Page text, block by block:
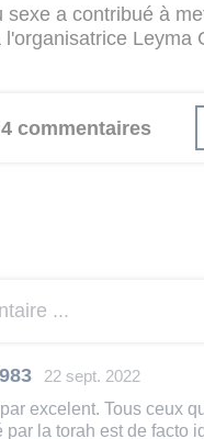
sexe a contribué à
Leyma
commentaires
...
22 sept. 2022
excelent. Tous ceux
par la torah est de facto